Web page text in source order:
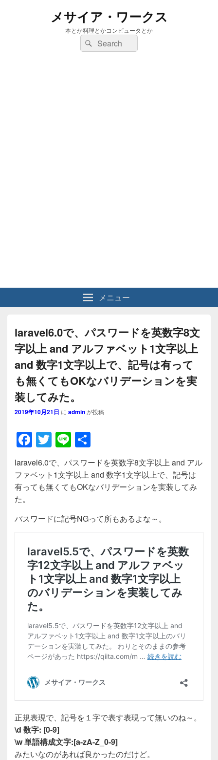
メサイア・ワークス
本とか料理とかコンピュータとか
検
索:
検
索
メニュー
laravel6.0で、パスワードを英数字8文
字以上 and アルファベット1文字以上
and 数字1文字以上で、記号は有って
も無くてもOKなバリデーションを実
装してみた。
2019年10月21日 に adminが投稿
F
a
c
e
o
o
k
T
wi
tt
er
Li
n
e
有
laravel6.0で、パスワードを英数字8文字以上 and アル
ファベット1文字以上 and 数字1文字以上で、記号は
有っても無くてもOKなバリデーションを実装してみ
た。
パスワードに記号NGって所もあるよな～。
正規表現で、記号を１字で表す表現って無いのね～。
\d 数字: [0-9]
\w 単語構成文字:[a-zA-Z_0-9]
みたいなのがあれば良かったのだけど。